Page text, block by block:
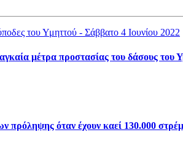
μέτρα προστασίας του δάσους του
πρόληψης όταν έχουν καεί 130.000